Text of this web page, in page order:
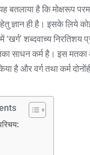
बतलाया है कि मोक्षरूप
हेतु ज्ञान ही है। इसके लिये
शब्दवाच्य निरतिशय
साधन कर्म है। इस
है और वर्ग तथा कर्म